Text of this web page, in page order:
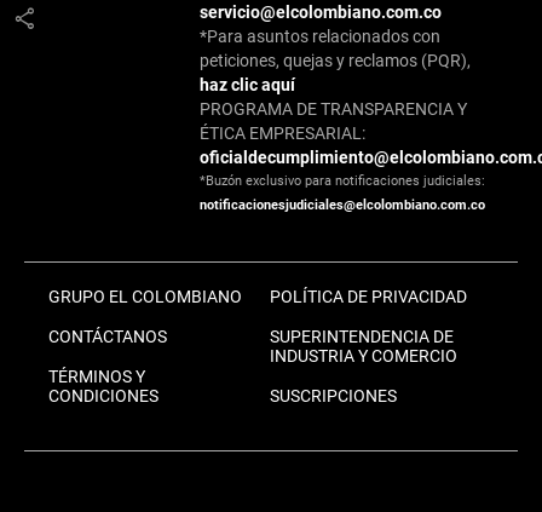
share
servicio@elcolombiano.com.co
*Para asuntos relacionados con
peticiones, quejas y reclamos (PQR),
haz clic aquí
PROGRAMA DE TRANSPARENCIA Y
ÉTICA EMPRESARIAL:
*Buzón exclusivo para notificaciones judiciales:
notificacionesjudiciales@elcolombiano.com.co
GRUPO EL COLOMBIANO
CONTÁCTANOS
TÉRMINOS Y
CONDICIONES
POLÍTICA DE PRIVACIDAD
SUPERINTENDENCIA DE
INDUSTRIA Y COMERCIO
SUSCRIPCIONES